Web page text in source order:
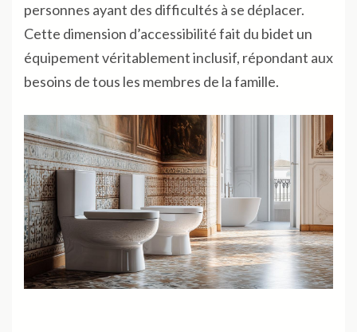
personnes ayant des difficultés à se déplacer.
Cette dimension d’accessibilité fait du bidet un
équipement véritablement inclusif, répondant aux
besoins de tous les membres de la famille.